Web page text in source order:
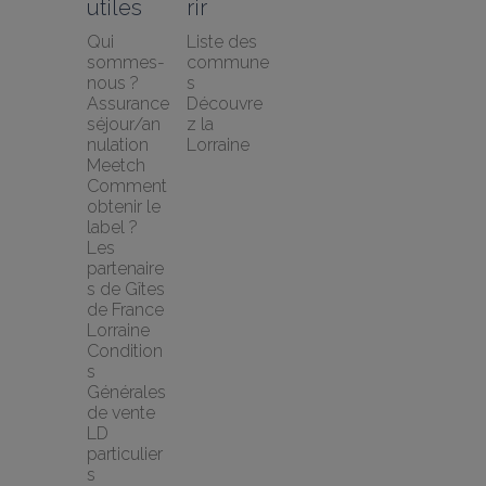
utiles
Qui
sommes-
nous ?
Assurance
séjour/an
nulation
Meetch
Comment
obtenir le
label ?
Les
partenaire
s de Gîtes
de France
Lorraine
Condition
s
Générales
de vente
LD
particulier
s
rir
Liste des
commune
s
Découvre
z la
Lorraine